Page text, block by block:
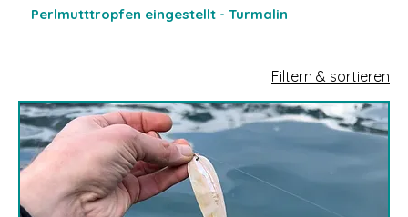
Perlmutttropfen eingestellt - Turmalin
Filtern & sortieren